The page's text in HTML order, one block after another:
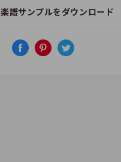
楽譜サンプルをダウンロード